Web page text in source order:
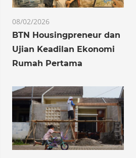
08/02/2026
BTN Housingpreneur dan
Ujian Keadilan Ekonomi
Rumah Pertama